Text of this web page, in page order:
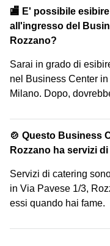
🏬 E' possibile
all'ingresso del
Rozzano?
Sarai in grado di
nel Business Center
Milano. Dopo,
🍲 Questo Business
Rozzano ha servizi
Servizi di catering
in Via Pavese 1/3,
essi quando hai fame.